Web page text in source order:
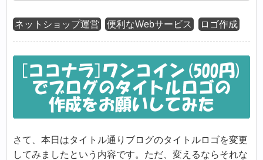
ネットショップ運営 便利なWebサービス ロゴ作成
さて、本日はタイトル通りブログのタイトルロゴを変更
してみましたという内容です。ただ、変えるならそれな